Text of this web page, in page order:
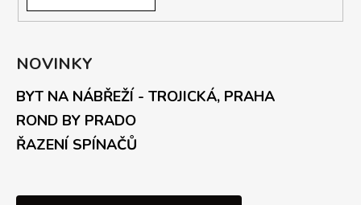
NOVINKY
BYT NA NÁBŘEŽÍ - TROJICKÁ, PRAHA
ROND BY PRADO
ŘAZENÍ SPÍNAČŮ